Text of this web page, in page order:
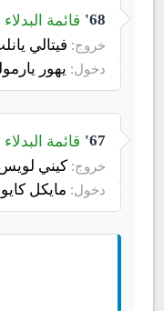
68' قائمة البدلاء
خروج: فيتالي
دخول: يهور
67' قائمة البدلاء
خروج: كيني
دخول: مايكل